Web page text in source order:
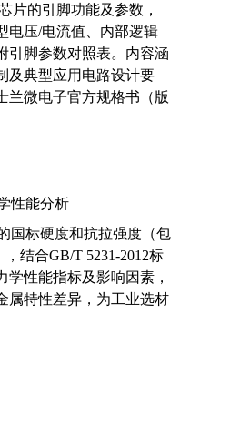
片的引脚功能及参数，
电压/电流值、内部逻辑
引脚参数对照表。内容涵
及典型应用电路设计要
兰微电子官方规格书（版
性能分析
国标硬度和抗拉强度（包
结合GB/T 5231-2012标
学性能指标及影响因素，
属特性差异，为工业选材